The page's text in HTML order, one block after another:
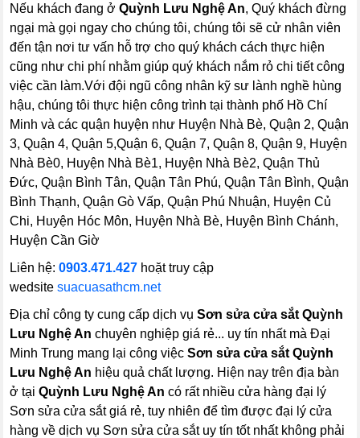
Nếu khách đang ởQuỳnh Lưu Nghệ An, Quý khách đừng
ngại mà gọi ngay cho chúng tôi, chúng tôi sẽ cử nhân viên
đến tận nơi tư vấn hỗ trợ cho quý khách cách thực hiện
cũng như chi phí nhằm giúp quý khách nắm rỏ chi tiết công
việc cần làm.Với đội ngũ công nhân kỹ sư lành nghề hùng
hậu, chúng tôi thực hiện công trình tại thành phố Hồ Chí
Minh và các quận huyện như Huyện Nhà Bè, Quận 2, Quận
3, Quận 4, Quận 5,Quận 6, Quận 7, Quận 8, Quận 9, Huyện
Nhà Bè0, Huyện Nhà Bè1, Huyện Nhà Bè2, Quận Thủ
Đức, Quận Bình Tân, Quận Tân Phú, Quận Tân Bình, Quận
Bình Thạnh, Quận Gò Vấp, Quận Phú Nhuận, Huyện Củ
Chi, Huyện Hóc Môn, Huyện Nhà Bè, Huyện Bình Chánh,
Huyện Cần Giờ
Liên hệ:0903.471.427 hoặt truy cập
wedsitesuacuasathcm.net
Địa chỉ công ty cung cấp dịch vụSơn sửa cửa sắtQuỳnh
Lưu Nghệ An chuyên nghiệp giá rẻ... uy tín nhất mà Đại
Minh Trung mang lại công việcSơn sửa cửa sắtQuỳnh
Lưu Nghệ An hiệu quả chất lượng. Hiện nay trên địa bàn
ở tạiQuỳnh Lưu Nghệ An có rất nhiều cửa hàng đại lý
Sơn sửa cửa sắt giá rẻ, tuy nhiên để tìm được đại lý cửa
hàng về dịch vụ Sơn sửa cửa sắt uy tín tốt nhất không phải